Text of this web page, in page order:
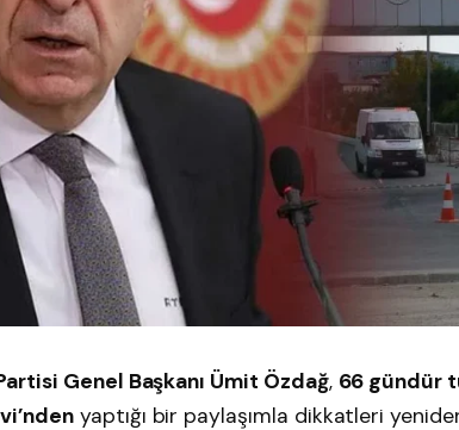
Genel Başkanı Ümit Özdağ, 66 gündür
yaptığı bir paylaşımla dikkatleri